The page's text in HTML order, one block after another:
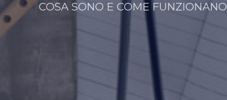
COSA SONO E COME FUNZIONANO